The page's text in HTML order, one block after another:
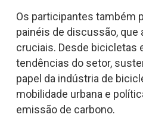
Os participantes também
painéis de discussão, que
cruciais. Desde bicicletas
tendências do setor,
papel da indústria de
mobilidade urbana e
emissão de carbono.